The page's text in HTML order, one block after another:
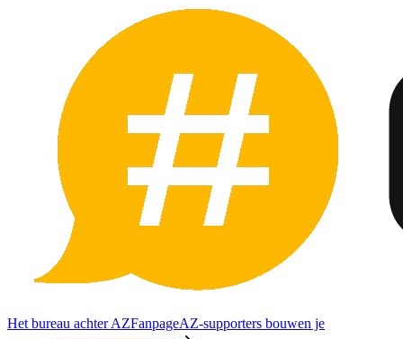
Het bureau achter AZFanpageAZ-supporters bouwen je